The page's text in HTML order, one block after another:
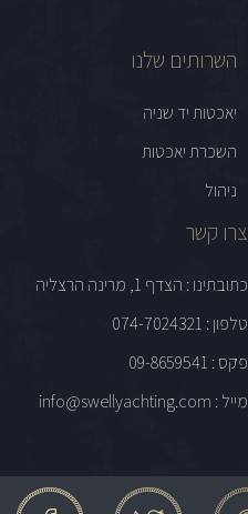
השרותים שלנו
יאכטות יד שניה
השכרת יאכטות
ניהול
צרו קשר
כתובתינו : הצדף 1, מרינה הרצליה
טלפון : 074-7024321
פקס : 09-8659541
מייל : info@swellyachting.com